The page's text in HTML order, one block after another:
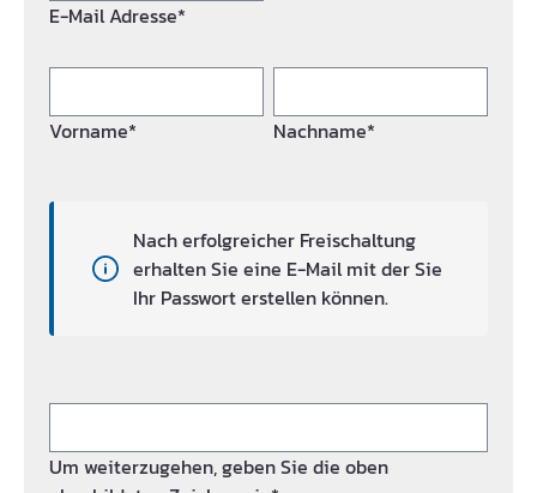
E-Mail Adresse*
Vorname* Nachname*
Nach erfolgreicher Freischaltung
erhalten Sie eine E-Mail mit der Sie
Ihr Passwort erstellen können.
Um weiterzugehen, geben Sie die oben